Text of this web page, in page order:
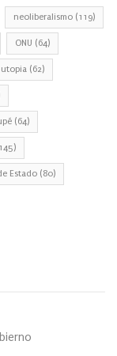
neoliberalismo (119)
ONU (64)
utopia (62)
(64)
Estado (80)